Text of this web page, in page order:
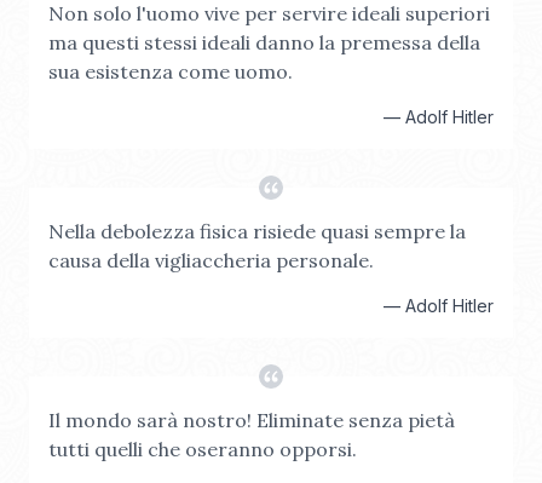
Non solo l'uomo vive per servire ideali superiori
ma questi stessi ideali danno la premessa della
sua esistenza come uomo.
— Adolf Hitler
Nella debolezza fisica risiede quasi sempre la
causa della vigliaccheria personale.
— Adolf Hitler
Il mondo sarà nostro! Eliminate senza pietà
tutti quelli che oseranno opporsi.